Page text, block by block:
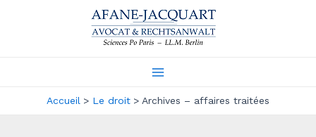
Accueil Le droit Archives – affaires traitées